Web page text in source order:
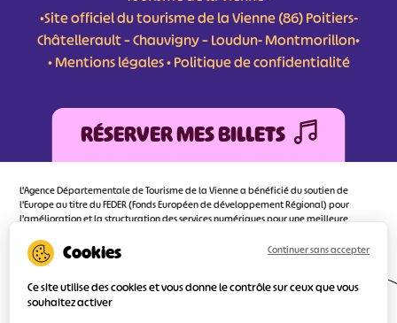
•Site officiel du tourisme de la Vienne (86) Poitiers-
Châtellerault – Chauvigny – Loudun- Montmorillon•
•Mentions légales•Politique de confidentialité
RÉSERVER MES BILLETS
L'Agence Départementale de Tourisme de la Vienne a bénéficié du soutien de
l’Europe au titre du FEDER (Fonds Européen de développement Régional) pour
l’amélioration et la structuration des services numériques pour une meilleure
d’orienter au mieux le visiteur.
Ce site utilise des cookies et vous donne le contrôle sur ceux que vous
souhaitez activer
Continuer sans accepter